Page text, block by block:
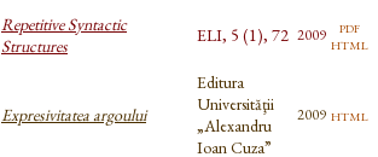
Repetitive Syntactic
Structures
ELI, 5 (1), 72 2009 pdf
html
Expresivitatea argoului
Editura
Universităţii
„Alexandru
Ioan Cuza”
2009 html